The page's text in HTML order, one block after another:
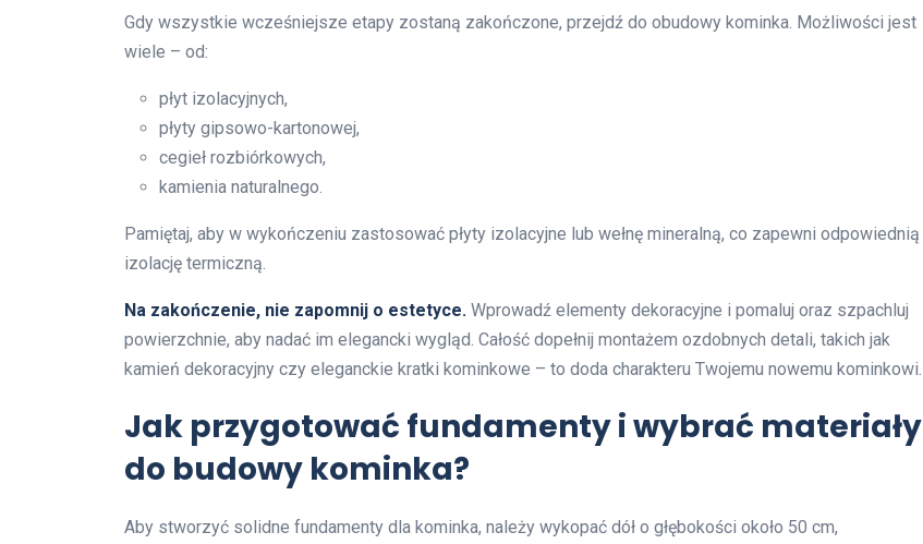
Gdy wszystkie wcześniejsze etapy zostaną zakończone, przejdź do obudowy kominka. Możliwości jest
wiele – od:
płyt izolacyjnych,
płyty gipsowo-kartonowej,
cegieł rozbiórkowych,
kamienia naturalnego.
Pamiętaj, aby w wykończeniu zastosować płyty izolacyjne lub wełnę mineralną, co zapewni odpowiednią
izolację termiczną.
Na zakończenie, nie zapomnij o estetyce. Wprowadź elementy dekoracyjne i pomaluj oraz szpachluj
powierzchnie, aby nadać im elegancki wygląd. Całość dopełnij montażem ozdobnych detali, takich jak
kamień dekoracyjny czy eleganckie kratki kominkowe – to doda charakteru Twojemu nowemu kominkowi.
Jak przygotować fundamenty i wybrać materiały
do budowy kominka?
Aby stworzyć solidne fundamenty dla kominka, należy wykopać dół o głębokości około 50 cm,